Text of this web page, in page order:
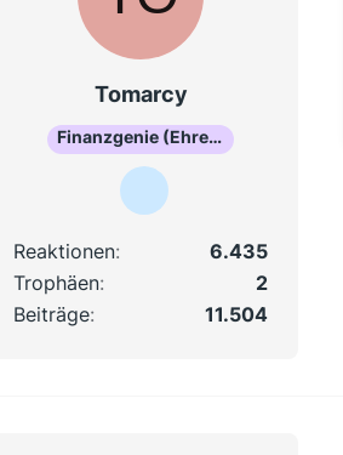
Tomarcy
Finanzgenie (Ehrenmitglied)
Reaktionen
6.435
Trophäen
2
Beiträge
11.504